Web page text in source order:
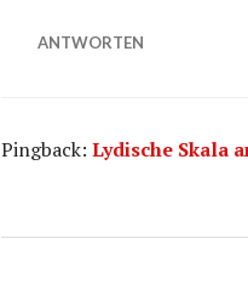
ANTWORTEN
Pingback: Lydische Skala